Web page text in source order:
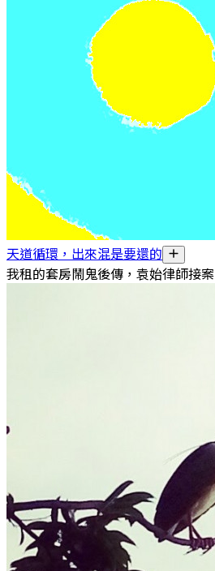
天道循環，出來混是要還的
我租的套房鬧鬼後傳，袁始律師接案